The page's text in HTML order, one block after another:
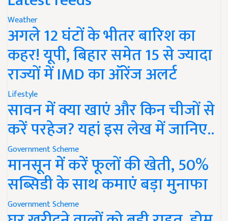
Weather
अगले 12 घंटों के भीतर बारिश का
कहर! यूपी, बिहार समेत 15 से ज्यादा
राज्यों में IMD का ऑरेंज अलर्ट
Lifestyle
सावन में क्या खाएं और किन चीजों से
करें परहेज? यहां इस लेख में जानिए..
Government Scheme
मानसून में करें फूलों की खेती, 50%
सब्सिडी के साथ कमाएं बड़ा मुनाफा
Government Scheme